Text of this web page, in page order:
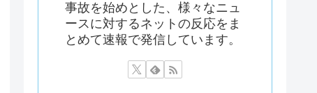
事故を始めとした、様々なニュ
ースに対するネットの反応をま
とめて速報で発信しています。